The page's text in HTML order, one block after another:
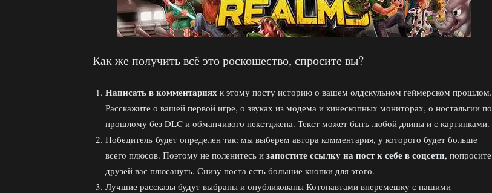
Как же получить всё это роскошество, спросите вы?
Написать в комментариях к этому посту историю о вашем олдскульном геймерском прошлом.
Расскажите о вашей первой игре, о звуках из модема и кинескопных мониторах, о ностальгии по
прошлому без DLC и обманчивого некстджена. Текст может быть любой длины и с картинками.
Победитель будет определен так: мы выберем автора комментария, у которого будет больше
всего плюсов. Поэтому не поленитесь и запостите ссылку на пост к себе в соцсети, попросите
друзей вас плюсануть. Снизу поста есть большие кнопки для этого.
Лучшие рассказы будут выбраны и опубликованы Котонавтами вперемешку с нашими